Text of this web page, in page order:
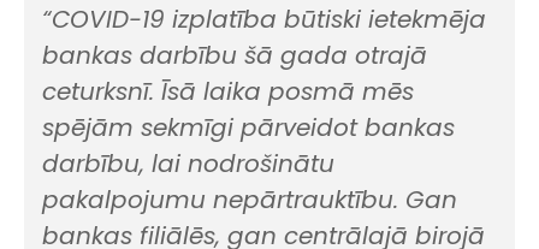
“COVID-19 izplatība būtiski ietekmēja
bankas darbību šā gada otrajā
ceturksnī. Īsā laika posmā mēs
spējām sekmīgi pārveidot bankas
darbību, lai nodrošinātu
pakalpojumu nepārtrauktību. Gan
bankas filiālēs, gan centrālajā birojā